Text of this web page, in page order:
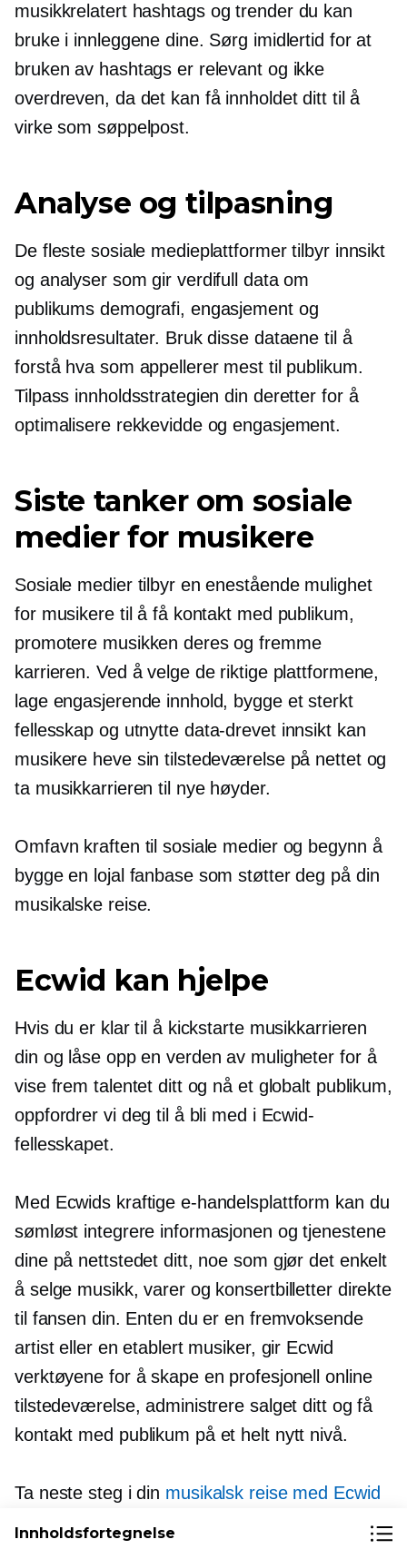
musikkrelaterthashtags og trender du kan
bruke i innleggene dine. Sørg imidlertid for at
bruken av hashtags er relevant og ikke
overdreven, da det kan få innholdet ditt til å
virke som søppelpost.
Analyse og tilpasning
De fleste sosiale medieplattformer tilbyr innsikt
og analyser som gir verdifull data om
publikums demografi, engasjement og
innholdsresultater. Bruk disse dataene til å
forstå hva som appellerer mest til publikum.
Tilpass innholdsstrategien din deretter for å
optimalisere rekkevidde og engasjement.
Siste tanker om sosiale
medier for musikere
Sosiale medier tilbyr en enestående mulighet
for musikere til å få kontakt med publikum,
promotere musikken deres og fremme
karrieren. Ved å velge de riktige plattformene,
lage engasjerende innhold, bygge et sterkt
fellesskap og utnytte data-drevetinnsikt kan
musikere heve sin tilstedeværelse på nettet og
ta musikkarrieren til nye høyder.
Omfavn kraften til sosiale medier og begynn å
bygge en lojal fanbase som støtter deg på din
musikalske reise.
Ecwid kan hjelpe
Hvis du er klar til å kickstarte musikkarrieren
din og låse opp en verden av muligheter for å
vise frem talentet ditt og nå et globalt publikum,
oppfordrer vi deg til å bli med i Ecwid-
fellesskapet.
Med Ecwids kraftige e-handelsplattform kan du
sømløst integrere informasjonen og tjenestene
dine på nettstedet ditt, noe som gjør det enkelt
å selge musikk, varer og konsertbilletter direkte
til fansen din. Enten du er en fremvoksende
artist eller en etablert musiker, gir Ecwid
verktøyene for å skape en profesjonell online
tilstedeværelse, administrere salget ditt og få
kontakt med publikum på et helt nytt nivå.
Ta neste steg i din musikalsk reise med Ecwid
Innholdsfortegnelse